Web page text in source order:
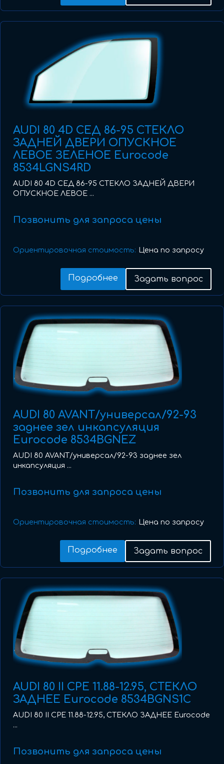
AUDI 80 4D СЕД 86-95 СТЕКЛО
ЗАДНЕЙ ДВЕРИ ОПУСКНОЕ
ЛЕВОЕ ЗЕЛЕНОЕ Eurocode
8534LGNS4RD
AUDI 80 4D СЕД 86-95 СТЕКЛО ЗАДНЕЙ ДВЕРИ
ОПУСКНОЕ ЛЕВОЕ ...
Позвонить для запроса цены
Ориентировочная стоимость: Цена по запросу
Подробнее Задать вопрос
AUDI 80 AVANT/универсал/92-93
заднее зел инкапсуляция
Eurocode 8534BGNEZ
AUDI 80 AVANT/универсал/92-93 заднее зел
инкапсуляция ...
Позвонить для запроса цены
Ориентировочная стоимость: Цена по запросу
Подробнее Задать вопрос
AUDI 80 II CPE 11.88-12.95, СТЕКЛО
ЗАДНЕЕ Eurocode 8534BGNS1C
AUDI 80 II CPE 11.88-12.95, СТЕКЛО ЗАДНЕЕ Eurocode
...
Позвонить для запроса цены